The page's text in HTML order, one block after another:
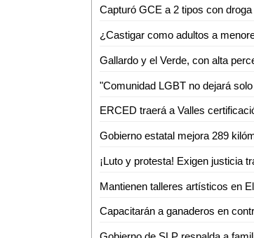
Capturó GCE a 2 tipos con droga
¿Castigar como adultos a
Mantienen talleres artísticos en